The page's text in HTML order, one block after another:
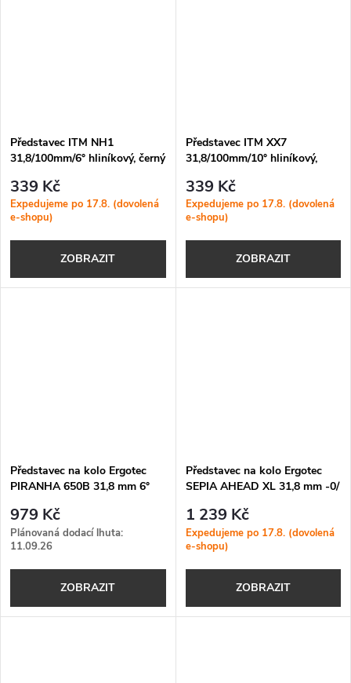
Představec ITM NH1
31,8/100mm/6° hliníkový, černý
339 Kč
Expedujeme po 17.8. (dovolená
e-shopu)
ZOBRAZIT
Představec ITM XX7
31,8/100mm/10° hliníkový,
339 Kč
Expedujeme po 17.8. (dovolená
e-shopu)
ZOBRAZIT
Představec na kolo Ergotec
PIRANHA 650B 31,8 mm 6°
979 Kč
Plánovaná dodací lhuta:
11.09.26
ZOBRAZIT
Představec na kolo Ergotec
SEPIA AHEAD XL 31,8 mm -0/
1 239 Kč
Expedujeme po 17.8. (dovolená
e-shopu)
ZOBRAZIT